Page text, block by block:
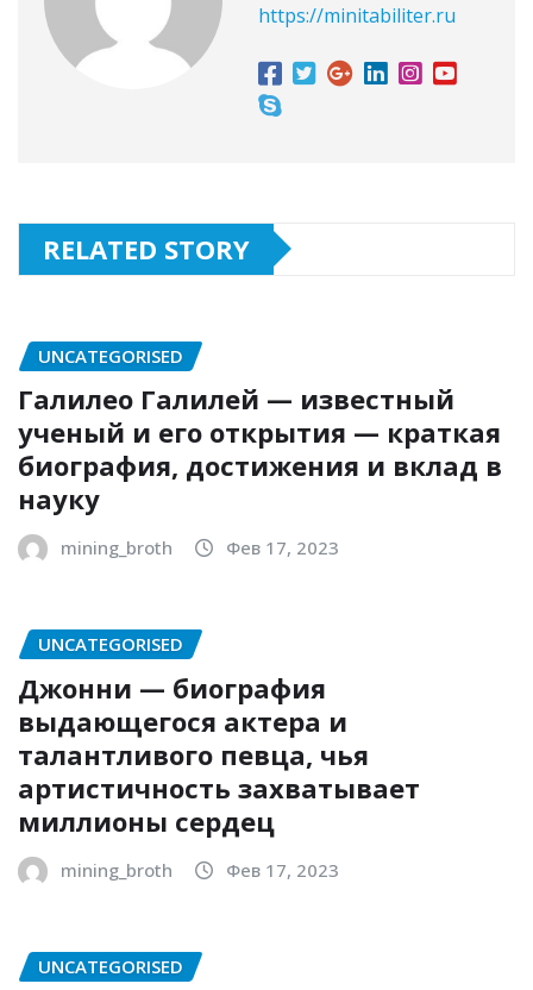
https://minitabiliter.ru
RELATED STORY
UNCATEGORISED
Галилео Галилей — известный
ученый и его открытия — краткая
биография, достижения и вклад в
науку
mining_broth Фев 17, 2023
UNCATEGORISED
Джонни — биография
выдающегося актера и
талантливого певца, чья
артистичность захватывает
миллионы сердец
mining_broth Фев 17, 2023
UNCATEGORISED